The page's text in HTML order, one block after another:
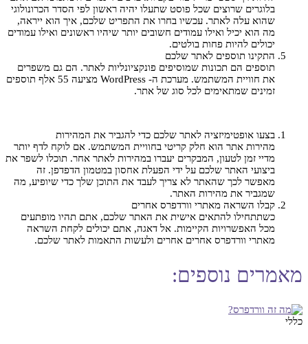
בלוגרים שרוצים שכל פוסט שתעלו יהיה ראשון לפי הסדר הכרונולוגי
שהוא עלה לאתר. עכשיו בחרו את התפריט שלכם, איך הוא ייראה,
מה הוא יכיל ואילו עמודים חשובים יותר שיהיו ראשונים ואילו עמודים
יכולים להיות פחות בולטים.
התקינו תוספים לאתר שלכם
תוספים הם תכונות שמוסיפים פונקציונליות לאתר. הם גם משפרים
את חוויית המשתמש. מערכת ה- WordPress מציעה 55 אלף תוספים
זמינים שמתאימים לכל סוג של אתר.
בצעו אופטימיזציה לאתר שלכם כדי להגביר את המהירות
מהירות אתר הוא חלק קריטי בחוויית המשתמש. אם לוקח לדף יותר
מדיי זמן לטעון, המבקרים יעברו במהירות לאתר אחר. תוכלו לשפר את
ביצועי האתר שלכם על ידי הפעלת אחסון במטמון הדפדפן. זה
מאפשר לכך שהאתר לא צריך לעבד את התוכן שלך כדי שיופיע, מה
שמגביר את מהירות האתר.
קבלו השראה מאתרי וורדפרס אחרים
כשתתחילו להתאים אישית את האתר שלכם, אתם תהיו מופתעים
מכל האפשרויות הקיימות. אל דאגה, אתם יכולים לקחת השראה
מאתרי וורדפרס אחרים אחרים ולעשות התאמות לאתר שלכם.
מאמרים נוספים:
כללי